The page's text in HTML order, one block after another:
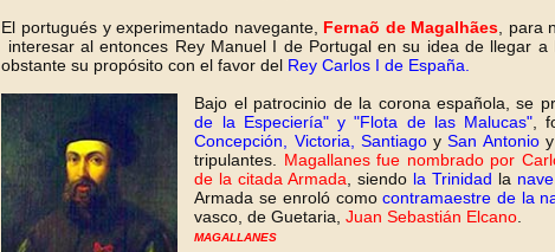
El portugués y experimentado navegante, Fernaõ de Magalhães , para
interesar al entonces Rey Manuel I de Portugal en su idea de llegar
obstante su propósito con el favor del Rey Carlos I de España.
Bajo el patrocinio de la corona española, se
de la Especiería" y "Flota de las Malucas",
Concepción, Victoria, SantiagoySan Antonioy
tripulantes. Magallanes fue nombrado por
de la citada Armada , siendo la Trinidad la
Armada se enroló comocontramaestre de la
vasco, de Guetaria,Juan Sebastián Elcano
MAGALLANES